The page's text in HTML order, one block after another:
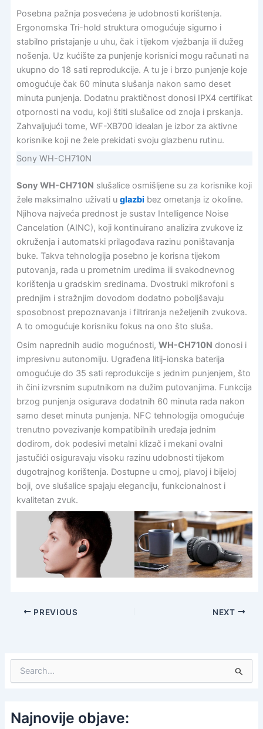
Posebna pažnja posvećena je udobnosti korištenja.
Ergonomska Tri-hold struktura omogućuje sigurno i
stabilno pristajanje u uhu, čak i tijekom vježbanja ili dužeg
nošenja. Uz kućište za punjenje korisnici mogu računati na
ukupno do 18 sati reprodukcije. A tu je i brzo punjenje koje
omogućuje čak 60 minuta slušanja nakon samo deset
minuta punjenja. Dodatnu praktičnost donosi IPX4 certifikat
otpornosti na vodu, koji štiti slušalice od znoja i prskanja.
Zahvaljujući tome, WF-XB700 idealan je izbor za aktivne
korisnike koji ne žele prekidati svoju glazbenu rutinu.
Sony WH-CH710N
Sony WH-CH710N slušalice osmišljene su za korisnike koji
žele maksimalno uživati u glazbi bez ometanja iz okoline.
Njihova najveća prednost je sustav Intelligence Noise
Cancelation (AINC), koji kontinuirano analizira zvukove iz
okruženja i automatski prilagođava razinu poništavanja
buke. Takva tehnologija posebno je korisna tijekom
putovanja, rada u prometnim uredima ili svakodnevnog
korištenja u gradskim sredinama. Dvostruki mikrofoni s
prednjim i stražnjim dovodom dodatno poboljšavaju
sposobnost prepoznavanja i filtriranja neželjenih zvukova.
A to omogućuje korisniku fokus na ono što sluša.
Osim naprednih audio mogućnosti, WH-CH710N donosi i
impresivnu autonomiju. Ugrađena litij-ionska baterija
omogućuje do 35 sati reprodukcije s jednim punjenjem, što
ih čini izvrsnim suputnikom na dužim putovanjima. Funkcija
brzog punjenja osigurava dodatnih 60 minuta rada nakon
samo deset minuta punjenja. NFC tehnologija omogućuje
trenutno povezivanje kompatibilnih uređaja jednim
dodirom, dok podesivi metalni klizač i mekani ovalni
jastučići osiguravaju visoku razinu udobnosti tijekom
dugotrajnog korištenja. Dostupne u crnoj, plavoj i bijeloj
boji, ove slušalice spajaju eleganciju, funkcionalnost i
kvalitetan zvuk.
PREVIOUS NEXT
c
hNajnovije objave: